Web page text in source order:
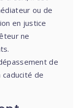
ou de
en justice
ne
de
de